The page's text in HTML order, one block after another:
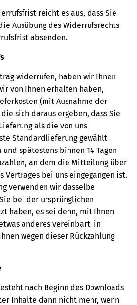
reicht es aus, dass Sie
Ausübung des Widerrufsrechts
absenden.
widerrufen, haben wir Ihnen
von Ihnen erhalten haben,
(mit Ausnahme der
sich daraus ergeben, dass Sie
als die von uns
Standardlieferung gewählt
spätestens binnen 14 Tagen
an dem die Mitteilung über
Vertrages bei uns eingegangen ist.
verwenden wir dasselbe
bei der ursprünglichen
haben, es sei denn, mit Ihnen
anderes vereinbart; in
wegen dieser Rückzahlung
nach Beginn des Downloads
Inhalte dann nicht mehr, wenn